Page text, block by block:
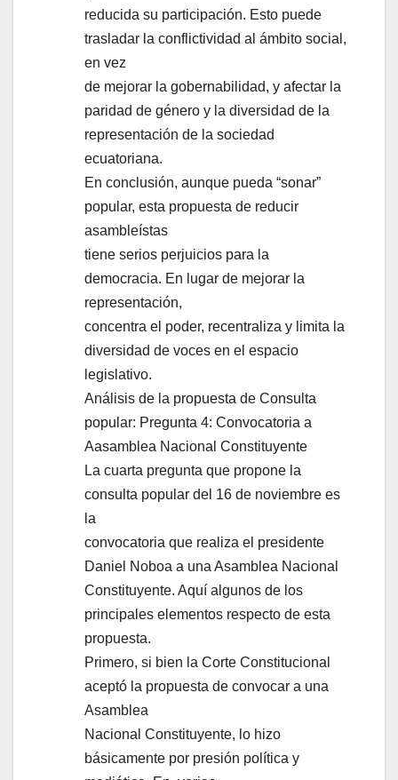
reducida su participación. Esto puede
trasladar la conflictividad al ámbito social,
en vez
de mejorar la gobernabilidad, y afectar la
paridad de género y la diversidad de la
representación de la sociedad
ecuatoriana.
En conclusión, aunque pueda “sonar”
popular, esta propuesta de reducir
asambleístas
tiene serios perjuicios para la
democracia. En lugar de mejorar la
representación,
concentra el poder, recentraliza y limita la
diversidad de voces en el espacio
legislativo.
Análisis de la propuesta de Consulta
popular: Pregunta 4: Convocatoria a
Aasamblea Nacional Constituyente
La cuarta pregunta que propone la
consulta popular del 16 de noviembre es
la
convocatoria que realiza el presidente
Daniel Noboa a una Asamblea Nacional
Constituyente. Aquí algunos de los
principales elementos respecto de esta
propuesta.
Primero, si bien la Corte Constitucional
aceptó la propuesta de convocar a una
Asamblea
Nacional Constituyente, lo hizo
básicamente por presión política y